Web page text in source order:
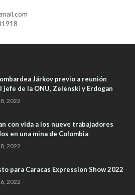
Járkov previo a reunión
jefe de la ONU, Zelenski y Erdogan
2022
con vida a los nueve trabajadores
en una mina de Colombia
2022
para Caracas Expression Show 2022
2022